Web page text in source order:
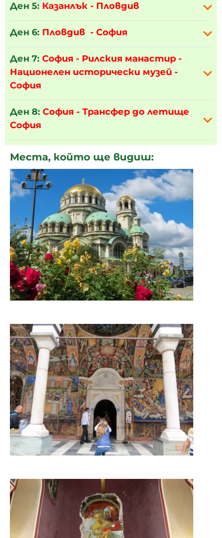
Ден 5: Казанлък - Пловдив
Ден 6: Пловдив - София
Ден 7: София - Рилския манастир -
Национелен исторически музей -
София
Ден 8: София - Трансфер до летище
София
Места, който ще видиш: